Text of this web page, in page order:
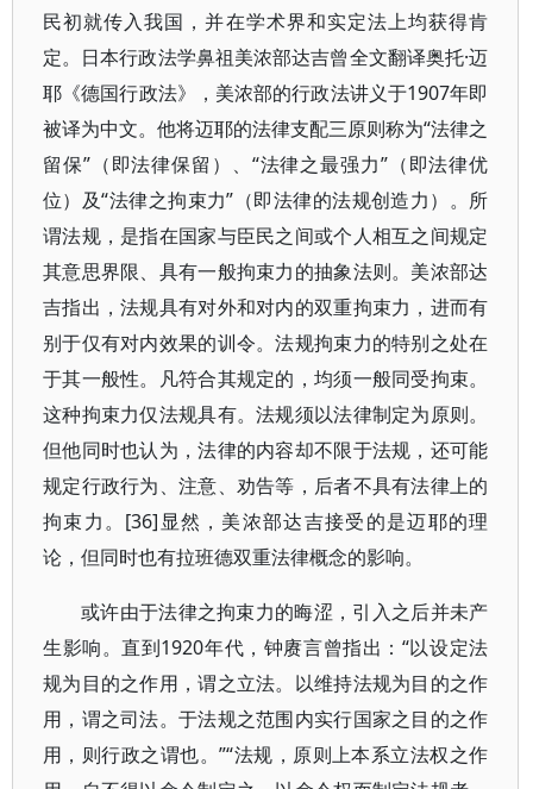
民初就传入我国，并在学术界和实定法上均获得肯
定。日本行政法学鼻祖美浓部达吉曾全文翻译奥托·迈
耶《德国行政法》，美浓部的行政法讲义于1907年即
被译为中文。他将迈耶的法律支配三原则称为“法律之
留保”（即法律保留）、“法律之最强力”（即法律优
位）及“法律之拘束力”（即法律的法规创造力）。所
谓法规，是指在国家与臣民之间或个人相互之间规定
其意思界限、具有一般拘束力的抽象法则。美浓部达
吉指出，法规具有对外和对内的双重拘束力，进而有
别于仅有对内效果的训令。法规拘束力的特别之处在
于其一般性。凡符合其规定的，均须一般同受拘束。
这种拘束力仅法规具有。法规须以法律制定为原则。
但他同时也认为，法律的内容却不限于法规，还可能
规定行政行为、注意、劝告等，后者不具有法律上的
拘束力。[36]显然，美浓部达吉接受的是迈耶的理
论，但同时也有拉班德双重法律概念的影响。
或许由于法律之拘束力的晦涩，引入之后并未产
生影响。直到1920年代，钟赓言曾指出：“以设定法
规为目的之作用，谓之立法。以维持法规为目的之作
用，谓之司法。于法规之范围内实行国家之目的之作
用，则行政之谓也。”“法规，原则上本系立法权之作